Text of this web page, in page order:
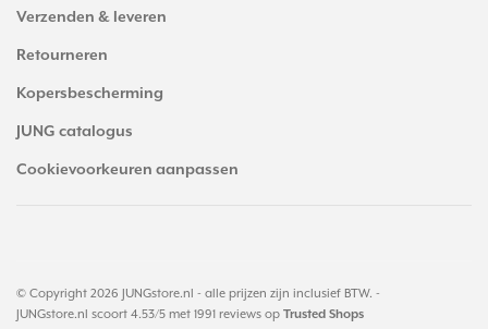
Verzenden & leveren
Retourneren
Kopersbescherming
JUNG catalogus
Cookievoorkeuren aanpassen
© Copyright 2026 JUNGstore.nl - alle prijzen zijn inclusief BTW. -
JUNGstore.nl scoort 4.53/5 met 1991 reviews op Trusted Shops